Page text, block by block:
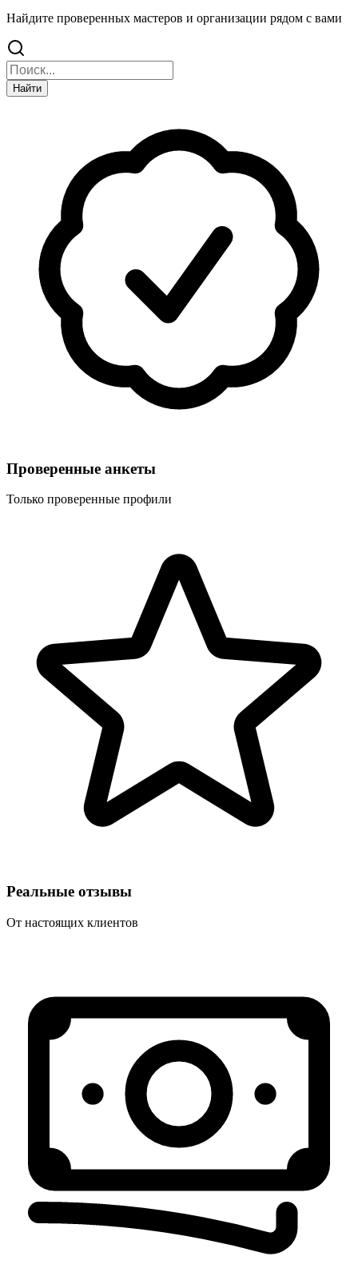
Найдите проверенных мастеров и организации рядом с вами
Найти
Проверенные анкеты
Только проверенные профили
Реальные отзывы
От настоящих клиентов